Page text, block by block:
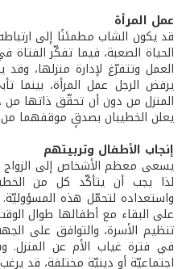
عمل المرأة
قد يكون الشاب مطمئنًا إلى
الحياة الصعبة، فيما تفكّر
العمل وتتفرّغ لإدارة منزلها،
يرفض الرجل عمل المرأة، بينما
المنزل من دون أن تحقّق ذاتها من
يعلن الخطيبان بصدقٍ موقفهما من
إنجاب الأطفال وتربيتهم
يسعى معظم الأشخاص إلى الزواج
لذا يجب أن يتأكّد كل من
واستعداده لتحمّل هذه المسؤوليّة.
على البقاء مع أطفالها طوال
تنظيم الأسرة، والتوافق على
في فترة غياب الأم عن المنزل.
اجتماعيّة أو دينيّة مختلفة، قد